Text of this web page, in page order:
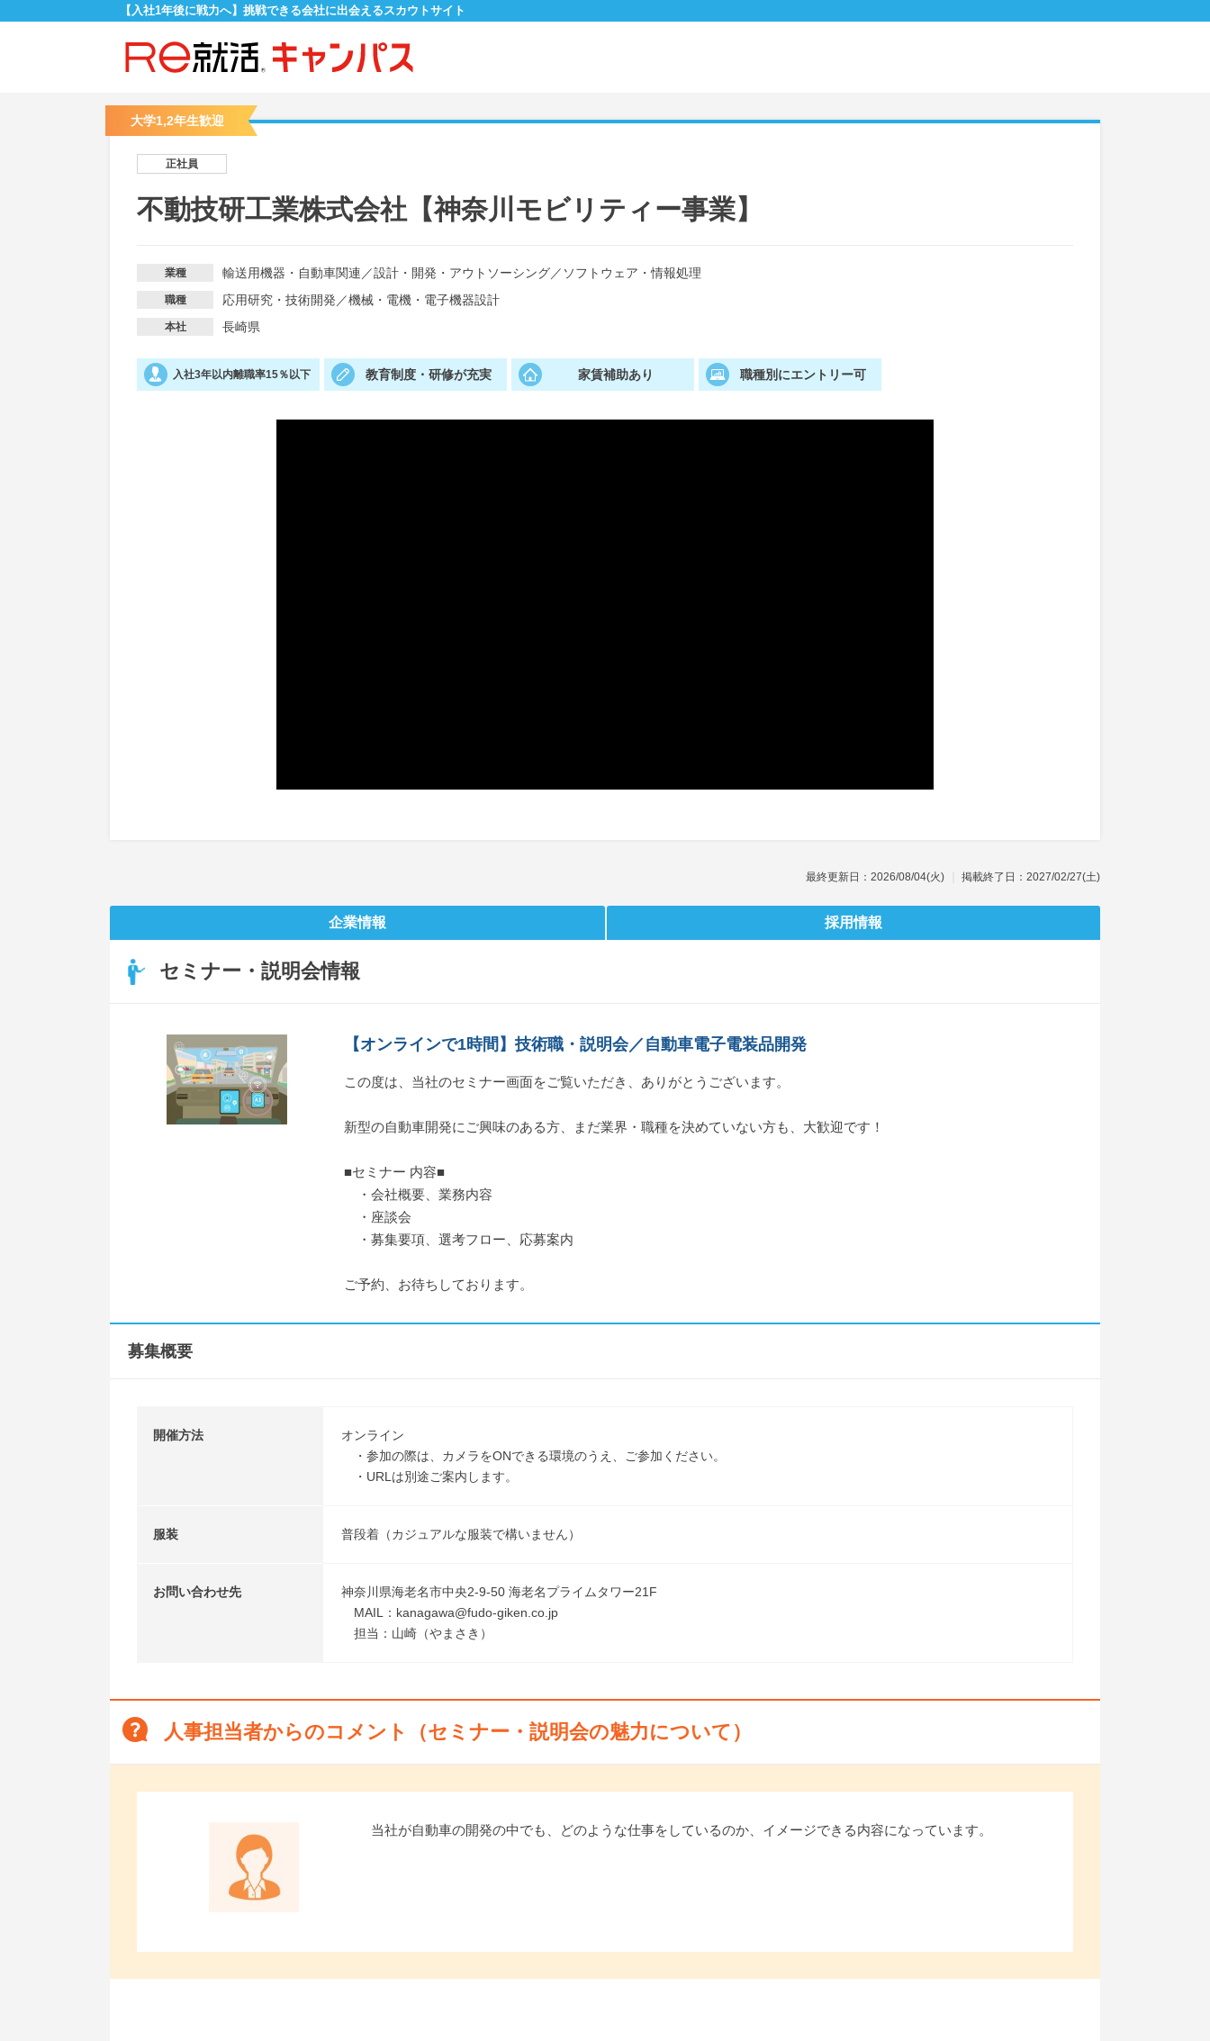
【入社1年後に戦力へ】挑戦できる会社に出会えるスカウトサイト
大学1,2年生歓迎
正社員
不動技研工業株式会社【神奈川モビリティー事業】
業種 輸送用機器・自動車関連 ／設計・開発・アウトソーシング／ ソフトウェア・情報処理
職種 応用研究・技術開発 ／機械・電機・電子機器設計
本社 長崎県
入社3年以内離職率15％以下 教育制度・研修が充実 家賃補助あり 職種別にエントリー可
最終更新日：2026/08/04(火) 掲載終了日：2027/02/27(土)
企業情報 採用情報
セミナー・説明会情報
【オンラインで1時間】技術職・説明会／自動車電子電装品開発
この度は、当社のセミナー画面をご覧いただき、ありがとうございます。
新型の自動車開発にご興味のある方、まだ業界・職種を決めていない方も、大歓迎です！
■セミナー 内容■
・会社概要、業務内容
・座談会
・募集要項、選考フロー、応募案内
ご予約、お待ちしております。
募集概要
開催方法
オンライン
・参加の際は、カメラをONできる環境のうえ、ご参加ください。
・URLは別途ご案内します。
服装 普段着（カジュアルな服装で構いません）
お問い合わせ先
神奈川県海老名市中央2-9-50 海老名プライムタワー21F
MAIL：kanagawa@fudo-giken.co.jp
担当：山崎（やまさき）
人事担当者からのコメント（セミナー・説明会の魅力について）
当社が自動車の開発の中でも、どのような仕事をしているのか、イメージできる内容になっています。